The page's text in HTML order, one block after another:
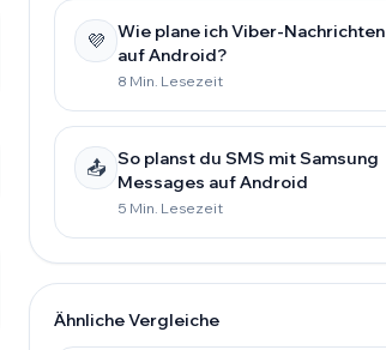
💜
Wie plane ich Viber-Nachrichten
auf Android?
8 Min. Lesezeit
📤 So planst du SMS mit Samsung
Messages auf Android
5 Min. Lesezeit
Ähnliche Vergleiche